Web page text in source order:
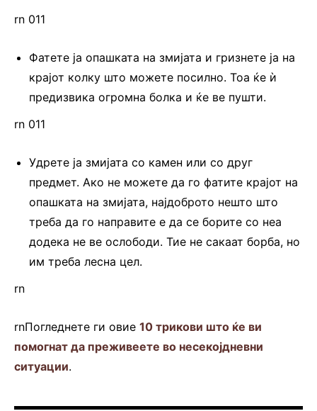
rn 011
Фатете ја опашката на змијата и гризнете ја на
крајот колку што можете посилно. Тоа ќе ѝ
предизвика огромна болка и ќе ве пушти.
rn 011
Удрете ја змијата со камен или со друг
предмет. Ако не можете да го фатите крајот на
опашката на змијата, најдоброто нешто што
треба да го направите е да се борите со неа
додека не ве ослободи. Тие не сакаат борба, но
им треба лесна цел.
rn
rnПогледнете ги овие 10 трикови што ќе ви
помогнат да преживеете во несекојдневни
ситуации.